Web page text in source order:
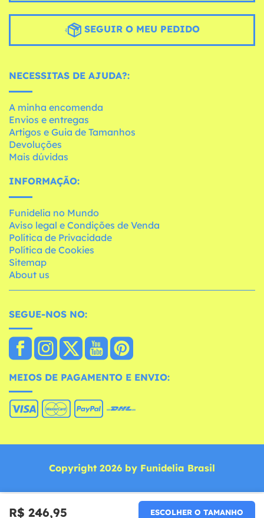
R$ 246,95 ESCOLHER O TAMANHO
SEGUIR O MEU PEDIDO
NECESSITAS DE AJUDA?:
A minha encomenda
Envios e entregas
Artigos e Guia de Tamanhos
Devoluções
Mais dúvidas
INFORMAÇÃO:
Funidelia no Mundo
Aviso legal e Condições de Venda
Política de Privacidade
Política de Cookies
Sitemap
About us
SEGUE-NOS NO:
MEIOS DE PAGAMENTO E ENVIO:
Copyright 2026 by Funidelia Brasil